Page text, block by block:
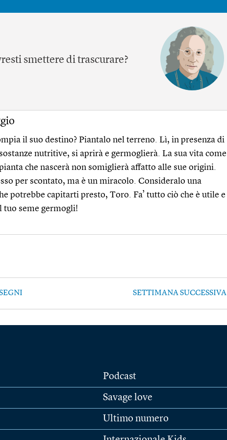
smettere di trascurare?
il suo destino? Piantalo nel terreno. Lì, in presenza di
nutritive, si aprirà e germoglierà. La sua vita come
che nascerà non somiglierà affatto alle sue origini.
per scontato, ma è un miracolo. Consideralo una
potrebbe capitarti presto, Toro. Fa’ tutto ciò che è utile e
tuo seme germogli!
SETTIMANA SUCCESSIVA
Podcast
Savage love
Ultimo numero